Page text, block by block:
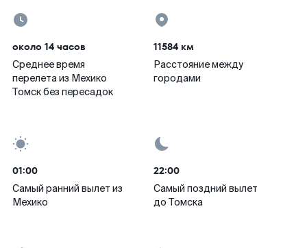
около 14 часов
Среднее время
перелета из Мехико
Томск без пересадок
11584 км
Расстояние между
городами
01:00
Самый ранний вылет из
Мехико
22:00
Самый поздний вылет
до Томска